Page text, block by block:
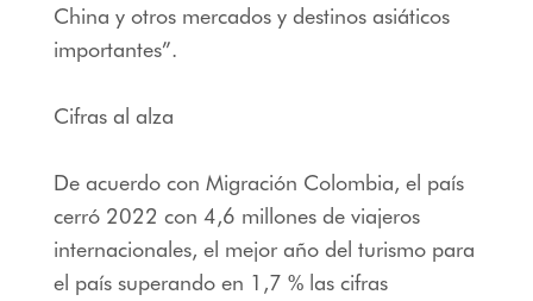
China y otros mercados y destinos asiáticos
importantes”.
Cifras al alza
De acuerdo con Migración Colombia, el país
cerró 2022 con 4,6 millones de viajeros
internacionales, el mejor año del turismo para
el país superando en 1,7 % las cifras